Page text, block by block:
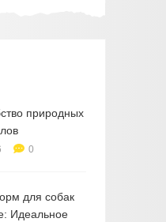
природных
0
для собак
Идеальное